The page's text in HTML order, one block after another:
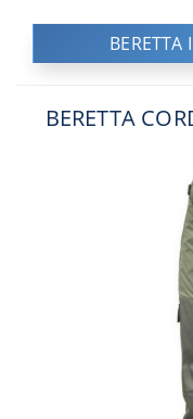
BERETTA
BERETTA